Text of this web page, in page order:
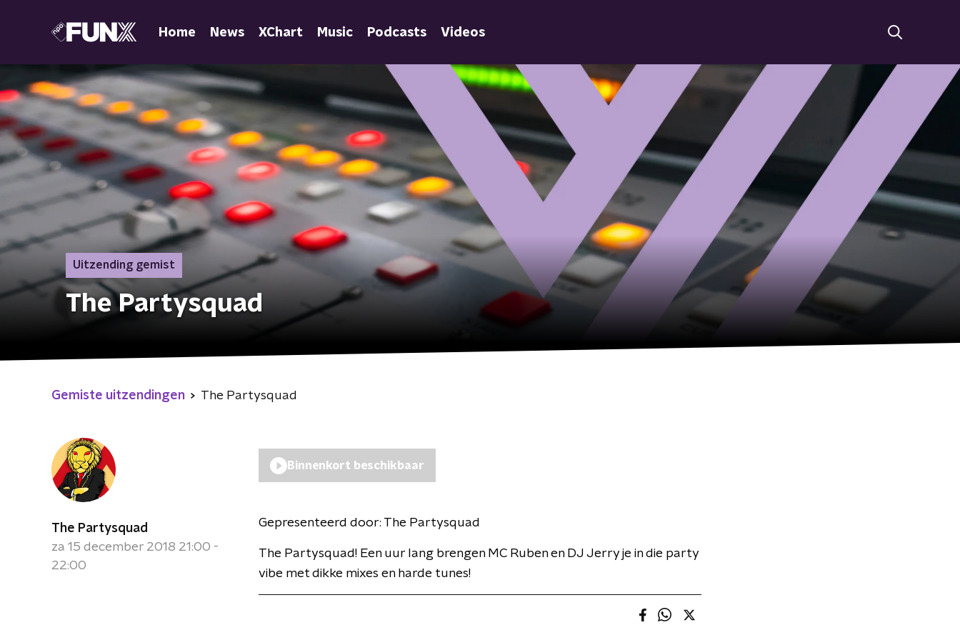
Home News XChart Music Podcasts Videos
Uitzending gemist
The Partysquad
Gemiste uitzendingen The Partysquad
The Partysquad
za 15 december 2018 21:00 -
22:00
Binnenkort beschikbaar
Gepresenteerd door: The Partysquad
The Partysquad! Een uur lang brengen MC Ruben en DJ Jerry je in die party
vibe met dikke mixes en harde tunes!